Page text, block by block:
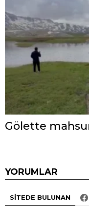
Gölette
YORUMLAR
SITEDE BULUNAN